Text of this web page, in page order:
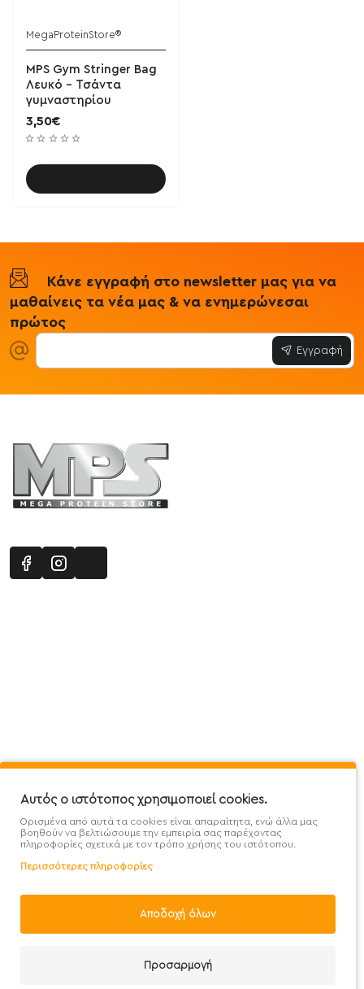
MegaProteinStore®
MPS Gym Stringer Bag
Λευκό - Τσάντα
γυμναστηρίου
3,50€
Κάνε εγγραφή στο newsletter μας για να
μαθαίνεις τα νέα μας & να ενημερώνεσαι
πρώτος
Εγγραφή
Χάρτης Ιστότοπου
Προσφορές - Clearence
Σύγκριση
GDPR
Χονδρική
Φίλτρα
Αυτός ο ιστότοπος χρησιμοποιεί cookies.
Ορισμένα από αυτά τα cookies είναι απαραίτητα, ενώ άλλα μας
βοηθούν να βελτιώσουμε την εμπειρία σας παρέχοντας
πληροφορίες σχετικά με τον τρόπο χρήσης του ιστότοπου.
Περισσότερες πληροφορίες
Αποδοχή όλων
Προσαρμογή